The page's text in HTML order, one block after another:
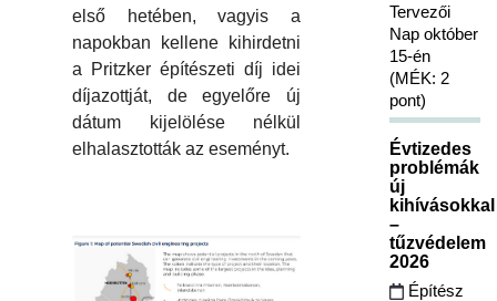
első hetében, vagyis a
napokban kellene kihirdetni
a Pritzker építészeti díj idei
díjazottját, de egyelőre új
dátum kijelölése nélkül
elhalasztották az eseményt.
Tervezői
Nap október
15-én
(MÉK: 2
pont)
Évtizedes
problémák
új
kihívásokkal
–
tűzvédelem
2026
Építész